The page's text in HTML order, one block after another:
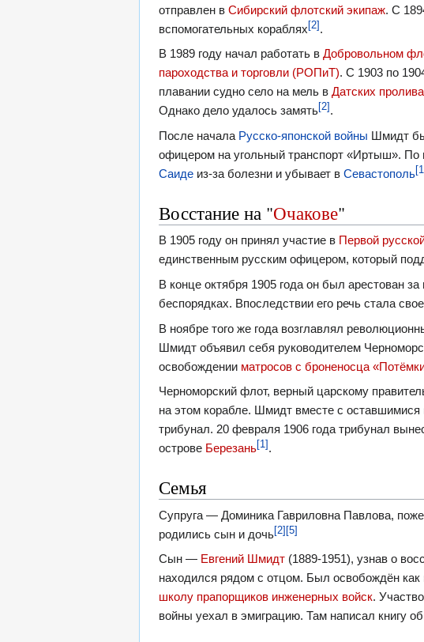
отправлен в Сибирский флотский экипаж. С
вспомогательных кораблях [2] .
В 1989 году начал работать в Добровольном
пароходства и торговли (РОПиТ). С 1903 по
плавании судно село на мель в Датских
Однако дело удалось замять [2] .
После начала Русско-японской войны Шмидт
офицером на угольный транспорт «Иртыш».
Саиде из-за болезни и убывает в Севастополь [1]
Восстание на "Очакове"
В 1905 году он принял участие в Первой
единственным русским офицером, который
В конце октября 1905 года он был арестован
беспорядках. Впоследствии его речь стала
В ноябре того же года возглавлял
Шмидт объявил себя руководителем
освобождении матросов с броненосца
Черноморский флот, верный царскому
на этом корабле. Шмидт вместе с
трибунал. 20 февраля 1906 года трибунал
острове Березань [1] .
Семья
Супруга — Доминика Гавриловна Павлова,
родились сын и дочь[2] [5]
Сын — Евгений Шмидт (1889-1951), узнав о
находился рядом с отцом. Был освобождён как
школу прапорщиков инженерных войск.
войны уехал в эмиграцию. Там написал книгу